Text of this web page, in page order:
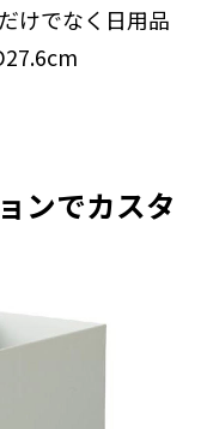
けでなく日用品
ンでカスタ